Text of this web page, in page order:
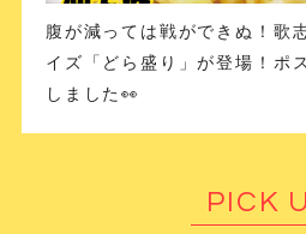
腹が減っては戦ができぬ！歌
イズ「どら盛り」が登場！ポ
しました👀
PICK